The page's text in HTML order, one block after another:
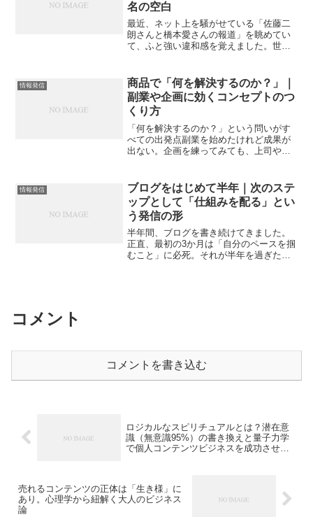
名の空白
最近、ネット上を騒がせている「佐藤二
朗さんと橋本愛さんの報道」を眺めてい
て、ふと強い違和感を覚えました。世間
をくべ、誰かを貶めることで熱狂を生み
出そうとする、ダークな民...
情報発信
商品で「何を解決するのか？」｜
副業や企画に効くコンセプトのつ
くり方
「何を解決するのか？」という問いがす
べての出発点副業を始めたけれど成果が
出ない。企画を練ってみても、上司や仲
です。このモヤモヤを抜け出すために必
要なのは、才能でもセンス...
情報発信
ブログをはじめて半年｜次のステ
ップとして「仕組みを配る」とい
う発信の形
半年間、ブログを書き続けてきました。
正直、最初の3か月は「自分のペースを掴
むこと」に必死。それが半年を過ぎたあ
コメント
コメントを書き込む
ロジカルなスピリチュアルとは？潜在意
識（無意識95%）の書き換えと量子力学
で個人コンテンツビジネスを成功させる
売れるコンテンツの正体は「生き様」に
あり。心理学から紐解く大人のビジネス
論